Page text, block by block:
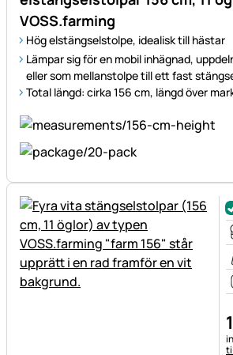
VOSS.farming
Hög elstängselstolpe, idealisk till hästar
Lämpar sig för en mobil inhägnad,
eller som mellanstolpe till ett fast
Total längd: cirka 156 cm, längd över